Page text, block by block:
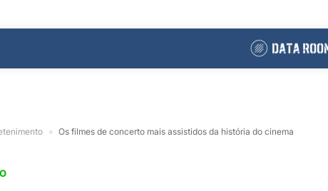
» Os filmes de concerto mais assistidos da história do cinema